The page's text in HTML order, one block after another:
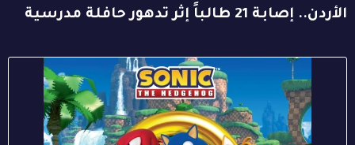
الأردن.. إصابة 21 طالباً إثر تدهور حافلة مدرسية